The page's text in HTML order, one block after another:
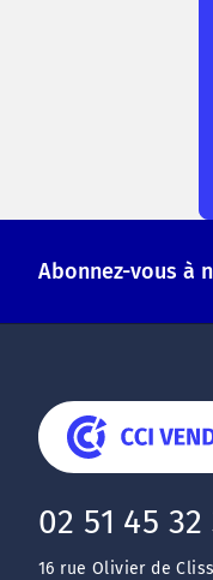
Abonnez-vous à
02 51 45 32
16 rue Olivier de